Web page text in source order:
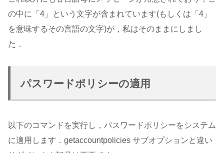
の中に「4」という文字が含まれています(もしくは「4」
を意味するその言語の文字)が，私はそのままにしまし
た．
パスワードポリシーの適用
以下のコマンドを実行し，パスワードポリシーをシステム
に適用します．getaccountpolicies サブオプションと違い